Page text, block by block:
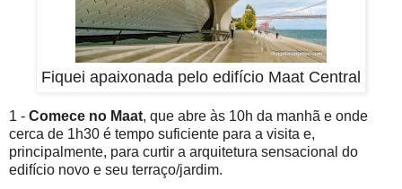
Fiquei apaixonada pelo edifício Maat Central
1 - Comece no Maat, que abre às 10h da manhã e onde
cerca de 1h30 é tempo suficiente para a visita e,
principalmente, para curtir a arquitetura sensacional do
edifício novo e seu terraço/jardim.